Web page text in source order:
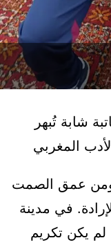
شابة تُبهر
المغربي
ومن عمق الصمت
في مدينة
وبين 26 و29 يونيو 2025، لم يكن تكريم